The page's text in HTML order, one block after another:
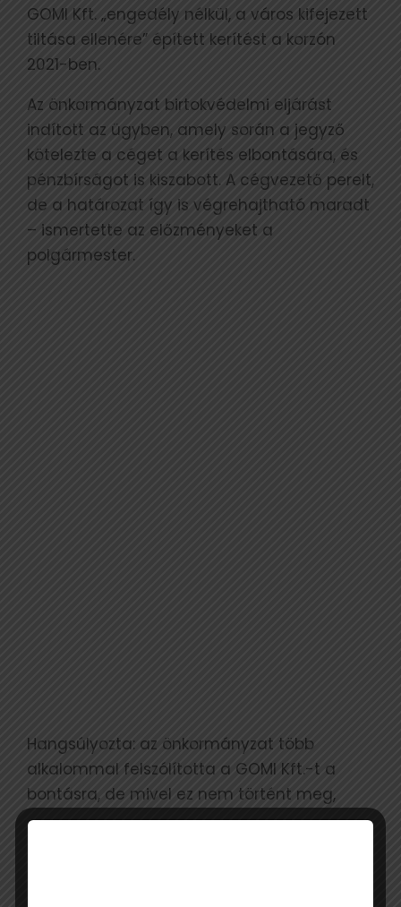
GOMI Kft. „engedély nélkül, a város kifejezett
tiltása ellenére” épített kerítést a korzón
2021-ben.
Az önkormányzat birtokvédelmi eljárást
indított az ügyben, amely során a jegyző
kötelezte a céget a kerítés elbontására, és
pénzbírságot is kiszabott. A cégvezető perelt,
de a határozat így is végrehajtható maradt
– ismertette az előzményeket a
polgármester.
Hangsúlyozta: az önkormányzat több
alkalommal felszólította a GOMI Kft.-t a
bontásra, de mivel ez nem történt meg,